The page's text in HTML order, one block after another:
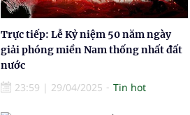
Trực tiếp: Lễ Kỷ niệm 50 năm ngày
giải phóng miền Nam thống nhất đất
nước
23:59 | 29/04/2025 Tin hot